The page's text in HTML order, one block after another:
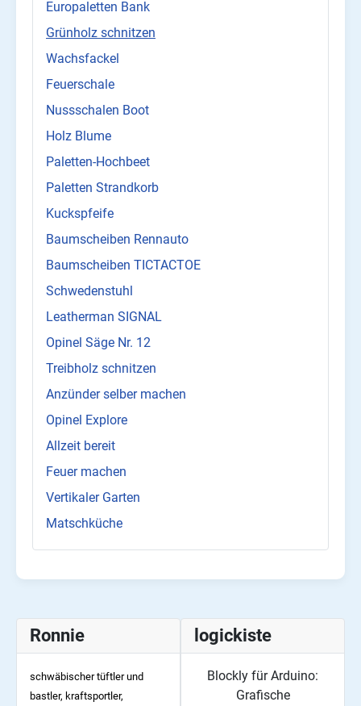
Europaletten Bank
Grünholz schnitzen
Wachsfackel
Feuerschale
Nussschalen Boot
Holz Blume
Paletten-Hochbeet
Paletten Strandkorb
Kuckspfeife
Baumscheiben Rennauto
Baumscheiben TICTACTOE
Schwedenstuhl
Leatherman SIGNAL
Opinel Säge Nr. 12
Treibholz schnitzen
Anzünder selber machen
Opinel Explore
Allzeit bereit
Feuer machen
Vertikaler Garten
Matschküche
Ronnie
schwäbischer tüftler und
bastler, kraftsportler,
logickiste
Blockly für Arduino:
Grafische